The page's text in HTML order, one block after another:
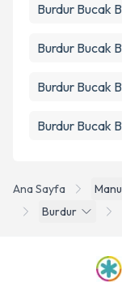
Ana Sayfa
Burdur
Burdur Bucak
Burdur Bucak
Burdur Bucak
Burdur Bucak